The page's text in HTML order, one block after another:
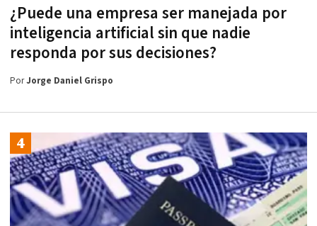
¿Puede una empresa ser manejada por
inteligencia artificial sin que nadie
responda por sus decisiones?
PorJorge Daniel Grispo